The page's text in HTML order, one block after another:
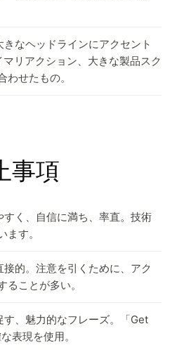
きなヘッドラインにアクセント
リアクション、大きな製品スク
わせたもの。
事項
すく、自信に満ち、率直。技術
す。
接的。注意を引くために、アク
ることが多い。
す、魅力的なフレーズ。「Get
表現を使用。